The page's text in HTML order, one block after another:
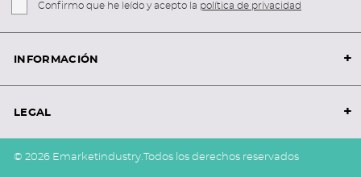
Confirmo que he leído y acepto la política de privacidad
INFORMACIÓN +
LEGAL +
© 2026 Emarketindustry.Todos los derechos reservados